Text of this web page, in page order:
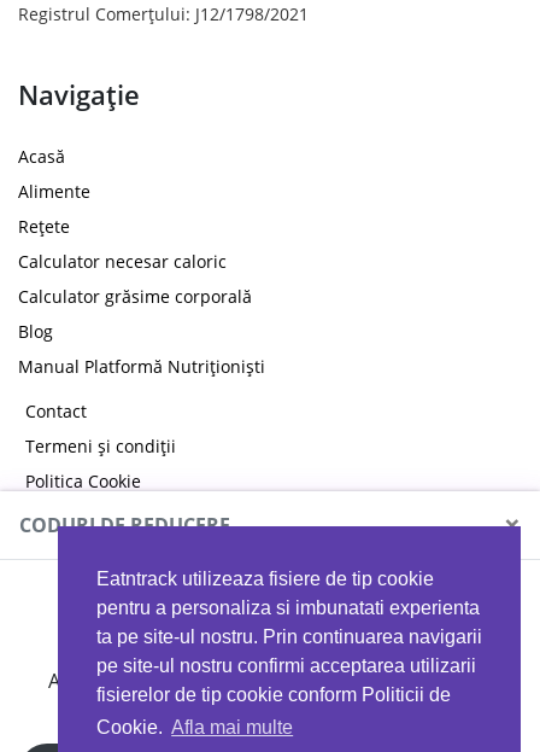
Eatntrack utilizeaza fisiere de tip cookie
pentru a personaliza si imbunatati experienta
ta pe site-ul nostru. Prin continuarea navigarii
pe site-ul nostru confirmi acceptarea utilizarii
fisierelor de tip cookie conform Politicii de
Cookie. Afla mai multe
Registrul Comerțului: J12/1798/2021
Navigație
Acasă
Alimente
Rețete
Calculator necesar caloric
Calculator grăsime corporală
Blog
Manual Platformă Nutriționiști
Contact
Termeni și condiții
Politica Cookie
Politica de confidențialitate
CODURI DE REDUCERE ×
MYPROTEIN
Ai 40%reducere la orice comandă folosind codul
EATTRACK